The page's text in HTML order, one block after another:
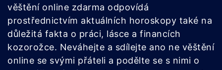
věštění online zdarma odpovídá
prostřednictvím aktuálních horoskopy také na
důležitá fakta o práci, lásce a financích
kozorožce. Neváhejte a sdílejte ano ne věštění
online se svými přáteli a podělte se s nimi o